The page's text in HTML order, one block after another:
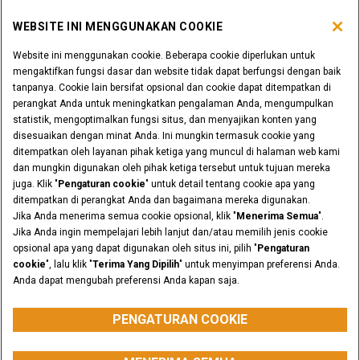
ALAT BELANJA
APAKAH ANDA SEORANG DEALER?
LOGIN DEALER
INGIN MENJADI DEALER?
KIRIMKAN PERMINTAAN ANDA
Pemberitahuan hukum
Syarat & Ketentuan
Rahasia pribadi
Pengaturan Cookie
Capital adalah merek dagang terdaftar CNH Industrial America LLC.
WEBSITE INI MENGGUNAKAN COOKIE
Website ini menggunakan cookie. Beberapa cookie diperlukan untuk
mengaktifkan fungsi dasar dan website tidak dapat berfungsi dengan baik
tanpanya. Cookie lain bersifat opsional dan cookie dapat ditempatkan di
perangkat Anda untuk meningkatkan pengalaman Anda, mengumpulkan
statistik, mengoptimalkan fungsi situs, dan menyajikan konten yang
disesuaikan dengan minat Anda. Ini mungkin termasuk cookie yang
ditempatkan oleh layanan pihak ketiga yang muncul di halaman web kami
dan mungkin digunakan oleh pihak ketiga tersebut untuk tujuan mereka
juga. Klik " Pengaturan cookie" untuk detail tentang cookie apa yang
ditempatkan di perangkat Anda dan bagaimana mereka digunakan.
Jika Anda menerima semua cookie opsional, klik " Menerima Semua".
Jika Anda ingin mempelajari lebih lanjut dan/atau memilih jenis cookie
opsional apa yang dapat digunakan oleh situs ini, pilih " Pengaturan
cookie", lalu klik "Terima Yang Dipilih" untuk menyimpan preferensi Anda.
Anda dapat mengubah preferensi Anda kapan saja.
PENGATURAN COOKIE